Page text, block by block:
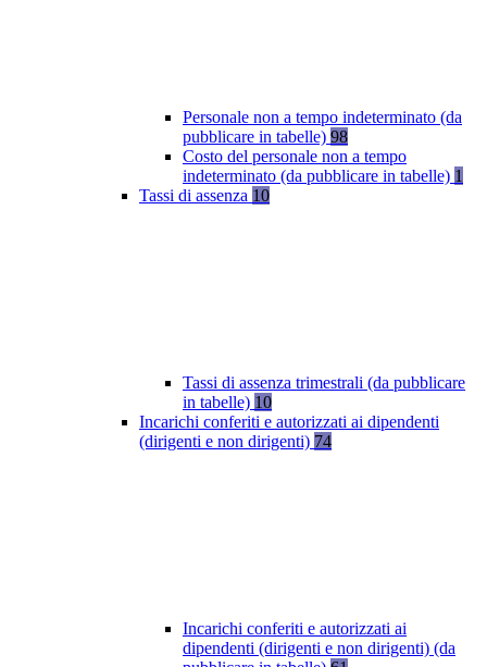
Personale non a tempo indeterminato (da
pubblicare in tabelle) 98
Costo del personale non a tempo
indeterminato (da pubblicare in tabelle) 1
Tassi di assenza 10
Tassi di assenza trimestrali (da pubblicare
in tabelle) 10
Incarichi conferiti e autorizzati ai dipendenti
(dirigenti e non dirigenti) 74
Incarichi conferiti e autorizzati ai
dipendenti (dirigenti e non dirigenti) (da